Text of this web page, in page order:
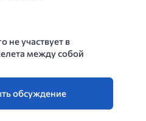
не участвует в
между собой
обсуждение